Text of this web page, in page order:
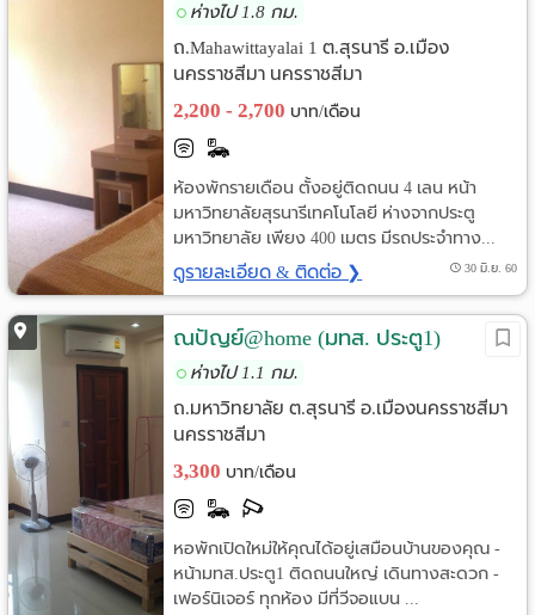
ห่างไป 1.8 กม.
ถ.Mahawittayalai 1 ต.สุรนารี อ.เมือง
นครราชสีมา นครราชสีมา
2,200 - 2,700 บาท/เดือน
ห้องพักรายเดือน ตั้งอยู่ติดถนน 4 เลน หน้า
มหาวิทยาลัยสุรนารีเทคโนโลยี ห่างจากประตู
มหาวิทยาลัย เพียง 400 เมตร มีรถประจำทาง...
ดูรายละเอียด & ติดต่อ ❯ 30 มิ.ย. 60
ณปัญย์@home (มทส. ประตู1)
ห่างไป 1.1 กม.
ถ.มหาวิทยาลัย ต.สุรนารี อ.เมืองนครราชสีมา
นครราชสีมา
3,300 บาท/เดือน
หอพักเปิดใหม่ให้คุณได้อยู่เสมือนบ้านของคุณ -
หน้ามทส.ประตู1 ติดถนนใหญ่ เดินทางสะดวก -
เฟอร์นิเจอร์ ทุกห้อง มีที่วีจอแบน ...